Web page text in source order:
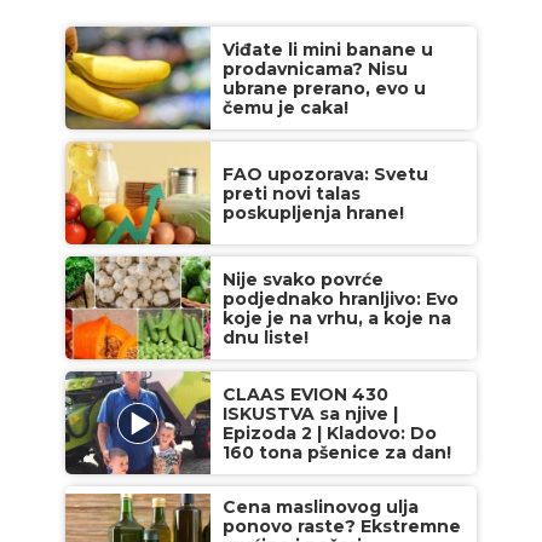
Viđate li mini banane u
prodavnicama? Nisu
ubrane prerano, evo u
čemu je caka!
FAO upozorava: Svetu
preti novi talas
poskupljenja hrane!
Nije svako povrće
podjednako hranljivo: Evo
koje je na vrhu, a koje na
dnu liste!
CLAAS EVION 430
ISKUSTVA sa njive |
Epizoda 2 | Kladovo: Do
160 tona pšenice za dan!
Cena maslinovog ulja
ponovo raste? Ekstremne